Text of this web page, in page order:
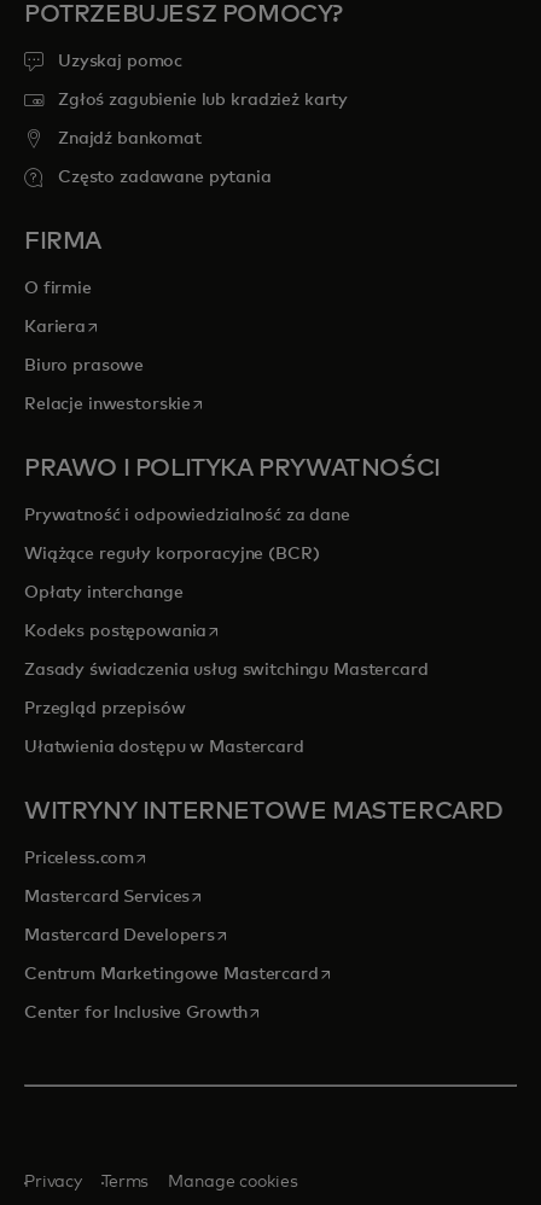
POTRZEBUJESZ POMOCY?
Uzyskaj pomoc
Zgłoś zagubienie lub kradzież karty
Znajdź bankomat
Często zadawane pytania
FIRMA
O firmie
Kariera opens in a new tab
Biuro prasowe
Relacje inwestorskie opens in a new tab
PRAWO I POLITYKA PRYWATNOŚCI
Prywatność i odpowiedzialność za dane
Wiążące reguły korporacyjne (BCR)
Opłaty interchange
Kodeks postępowania opens in a new tab
Zasady świadczenia usług switchingu Mastercard
Przegląd przepisów
Ułatwienia dostępu w Mastercard
WITRYNY INTERNETOWE MASTERCARD
Priceless.com opens in a new tab
Mastercard Servicesopens in a new tab
Mastercard Developersopens in a new tab
Centrum Marketingowe Mastercardopens in a new tab
Center for Inclusive Growthopens in a new tab
Privacy Terms Manage cookies